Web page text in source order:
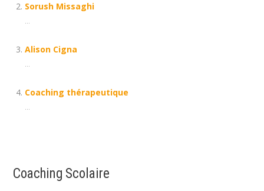
Sorush Missaghi
...
Alison Cigna
...
Coaching thérapeutique
...
Coaching Scolaire